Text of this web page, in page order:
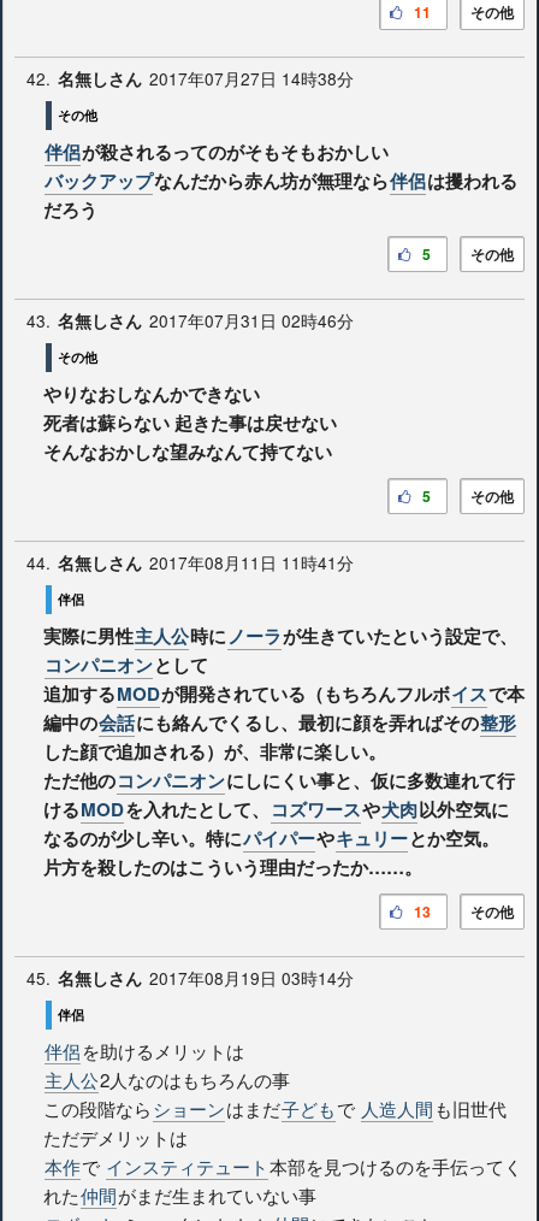
その他
11
42. 名無しさん 2017年07月27日 14時38分
その他
伴侶が殺されるってのがそもそもおかしい
バックアップなんだから赤ん坊が無理なら伴侶は攫われる
だろう
その他
5
43. 名無しさん 2017年07月31日 02時46分
その他
やりなおしなんかできない
死者は蘇らない 起きた事は戻せない
そんなおかしな望みなんて持てない
その他
5
44. 名無しさん 2017年08月11日 11時41分
伴侶
実際に男性主人公時にノーラが生きていたという設定で、
コンパニオンとして
追加するMODが開発されている（もちろんフルボイスで本
編中の会話にも絡んでくるし、最初に顔を弄ればその整形
した顔で追加される）が、非常に楽しい。
ただ他のコンパニオンにしにくい事と、仮に多数連れて行
けるMODを入れたとして、 コズワースや犬肉以外空気に
なるのが少し辛い。特にパイパーやキュリーとか空気。
片方を殺したのはこういう理由だったか……。
その他
13
45. 名無しさん 2017年08月19日 03時14分
伴侶
伴侶を助けるメリットは
主人公2人なのはもちろんの事
この段階ならショーンはまだ子どもで 人造人間 も旧世代
ただデメリットは
本作で インスティテュート本部を見つけるのを手伝ってく
れた仲間がまだ生まれていない事